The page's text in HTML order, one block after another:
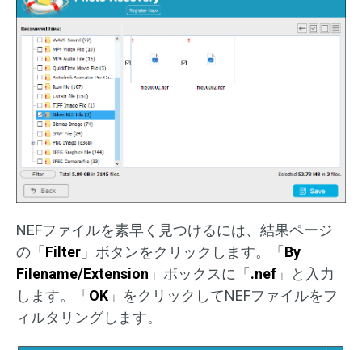
NEFファイルを素早く見つけるには、結果ページ
の「 Filter 」ボタンをクリックします。「 By
Filename/Extension 」ボックスに「 .nef 」と入力
します。「 OK 」をクリックしてNEFファイルをフ
ィルタリングします。